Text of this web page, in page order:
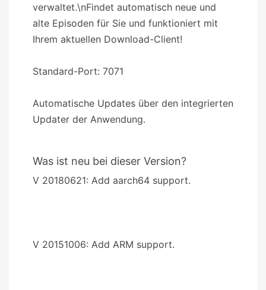
verwaltet.\nFindet automatisch neue und
alte Episoden für Sie und funktioniert mit
Ihrem aktuellen Download-Client!
Standard-Port: 7071
Automatische Updates über den integrierten
Updater der Anwendung.
Was ist neu bei dieser Version?
V 20180621: Add aarch64 support.
V 20151006: Add ARM support.